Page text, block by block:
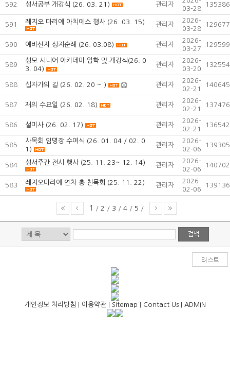
592 성서공부 개강식 (26. 03. 21) 관리자
03-28
135386
591 레지오 마리에 아치에스 행사 (26. 03. 15) 관리자
2026-
03-28
129677
590 예비신자 성지순례 (26. 03.08) 관리자
2026-
03-27
129599
589
성모 시니어 아카데미 입학 및 개강식(26. 0
3. 04)
관리자
2026-
03-20
132554
588 십자가의 길 (26. 02. 20 ~ ) 관리자
2026-
02-21
140645
587 재의 수요일 (26. 02. 18) 관리자
2026-
02-21
137476
586 설미사 (26. 02. 17) 관리자
2026-
02-21
136542
585
사목회 임명장 수여식 (26. 01. 04 / 02. 0
1)
관리자
2026-
02-06
139305
584 성서주간 전시 행사 (25. 11. 23~ 12. 14) 관리자
2026-
02-06
140702
583 레지오마리애 연차 총 친목회 (25. 11. 22) 관리자
2026-
02-06
139136
1 / 2 / 3 / 4 / 5 /
개인정보 처리방침 이용약관| Sitemap Contact Us| ADMIN